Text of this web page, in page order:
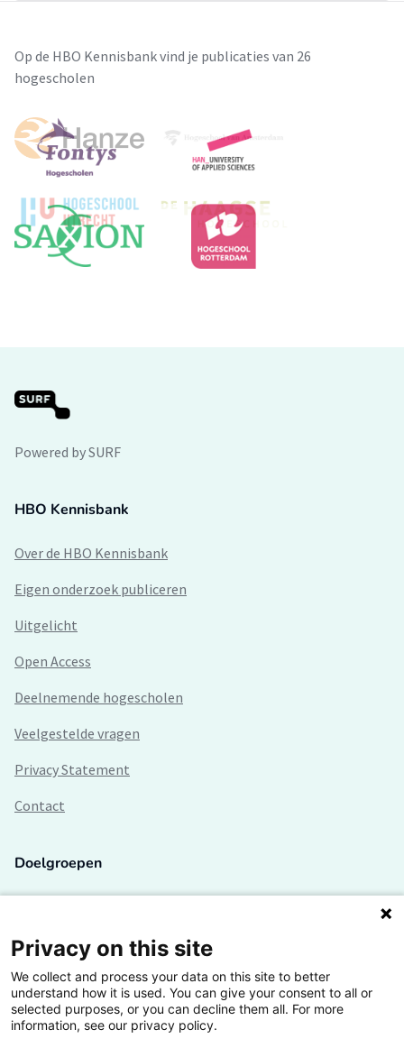
Op de HBO Kennisbank vind je publicaties van 26
hogescholen
Powered by SURF
HBO Kennisbank
Over de HBO Kennisbank
Eigen onderzoek publiceren
Uitgelicht
Open Access
Deelnemende hogescholen
Veelgestelde vragen
Privacy Statement
Contact
Doelgroepen
Lectoren en onderzoekers
Bedrijven
Hogescholen
Privacy on this site
We collect and process your data on this site to better
understand how it is used. You can give your consent to all or
selected purposes, or you can decline them all. For more
information, see our privacy policy.